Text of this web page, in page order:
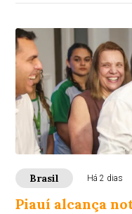
Brasil Há 2 dias
Piauí alcança